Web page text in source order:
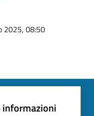
2025, 08:50
informazioni